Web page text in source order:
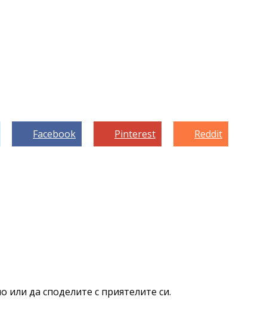
Facebook Pinterest Reddit
или да споделите с приятелите си.